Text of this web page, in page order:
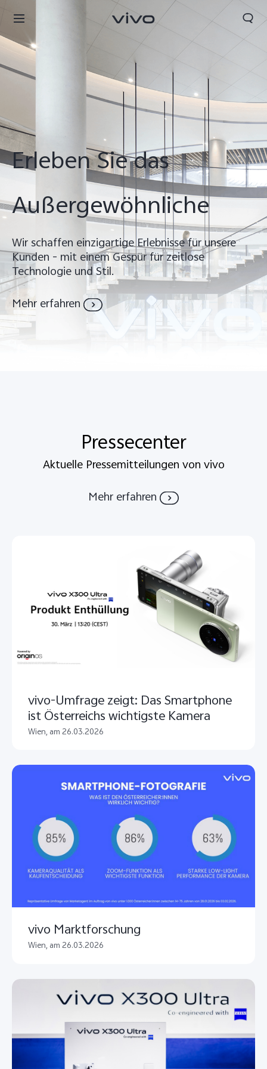
Österreich | Land/Region auswählen
Erleben Sie das
Außergewöhnliche
Wir schaffen einzigartige Erlebnisse für unsere
Kunden - mit einem Gespür für zeitlose
Technologie und Stil.
Mehr erfahren
Pressecenter
Aktuelle Pressemitteilungen von vivo
Mehr erfahren
vivo-Umfrage zeigt: Das Smartphone
ist Österreichs wichtigste Kamera
Wien, am 26.03.2026
vivo Marktforschung
Wien, am 26.03.2026